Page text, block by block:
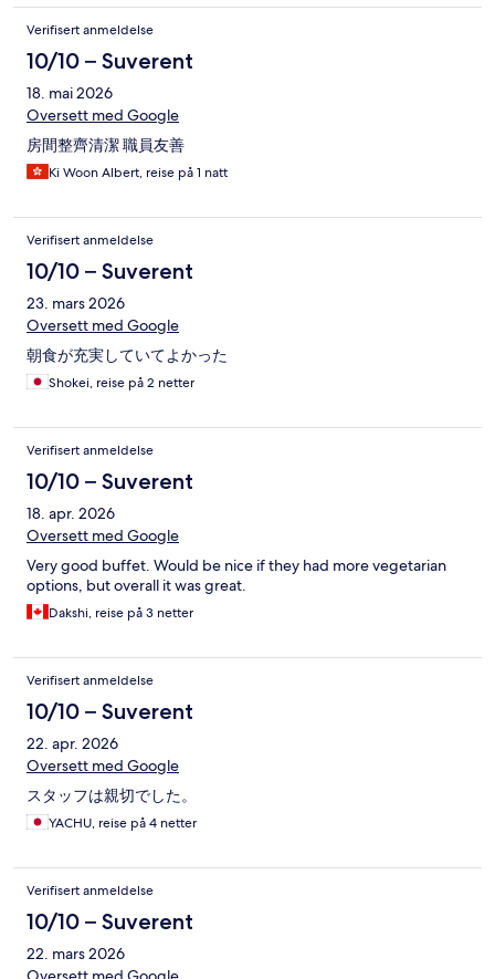
Verifisert anmeldelse
10/10 – Suverent
18. mai 2026
Oversett med Google
房間整齊清潔 職員友善
Ki Woon Albert, reise på 1 natt
Verifisert anmeldelse
10/10 – Suverent
23. mars 2026
Oversett med Google
朝食が充実していてよかった
Shokei, reise på 2 netter
Verifisert anmeldelse
10/10 – Suverent
18. apr. 2026
Oversett med Google
Very good buffet. Would be nice if they had more vegetarian
options, but overall it was great.
Dakshi, reise på 3 netter
Verifisert anmeldelse
10/10 – Suverent
22. apr. 2026
Oversett med Google
スタッフは親切でした。
YACHU, reise på 4 netter
Verifisert anmeldelse
10/10 – Suverent
22. mars 2026